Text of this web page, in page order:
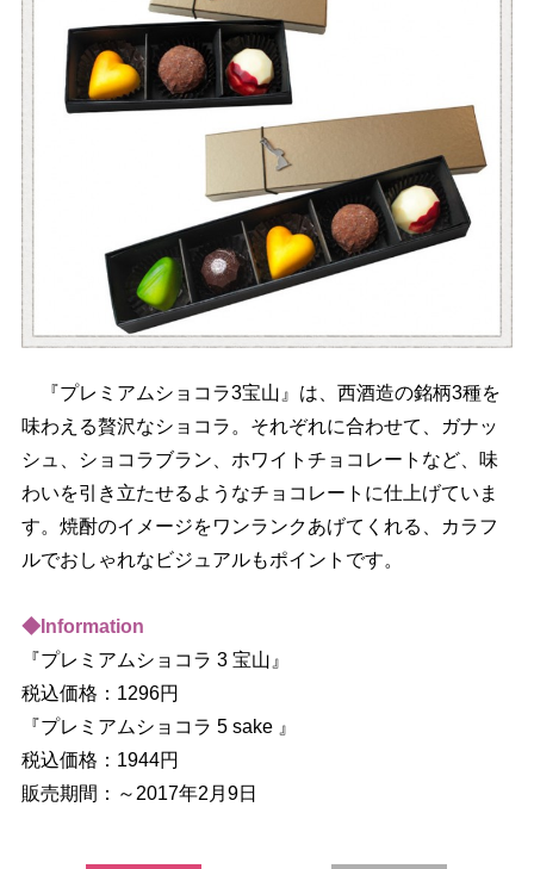
『プレミアムショコラ3宝山』は、西酒造の銘柄3種を
味わえる贅沢なショコラ。それぞれに合わせて、ガナッ
シュ、ショコラブラン、ホワイトチョコレートなど、味
わいを引き立たせるようなチョコレートに仕上げていま
す。焼酎のイメージをワンランクあげてくれる、カラフ
ルでおしゃれなビジュアルもポイントです。
◆Information
『プレミアムショコラ 3 宝山』
税込価格：1296円
『プレミアムショコラ 5 sake 』
税込価格：1944円
販売期間：～2017年2月9日